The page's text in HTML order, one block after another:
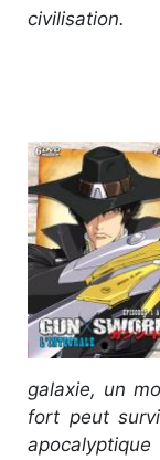
civilisation.
galaxie, un
fort peut